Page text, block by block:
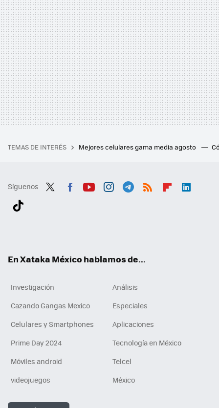
TEMAS DE INTERÉS Mejores celulares gama media agosto
Síguenos
En Xataka México hablamos de...
Investigación
Análisis
Cazando Gangas Mexico
Especiales
Celulares y Smartphones
Aplicaciones
Prime Day 2024
Tecnología en México
Móviles android
Telcel
videojuegos
México